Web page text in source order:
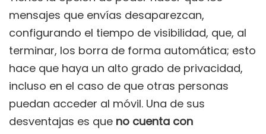
mensajes que envías desaparezcan,
configurando el tiempo de visibilidad, que, al
terminar, los borra de forma automática; esto
hace que haya un alto grado de privacidad,
incluso en el caso de que otras personas
puedan acceder al móvil. Una de sus
desventajas es que no cuenta con